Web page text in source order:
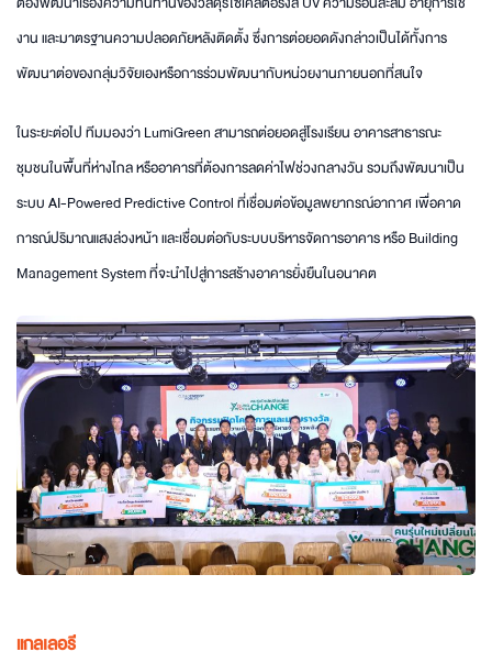
งาน และมาตรฐานความปลอดภัยหลังติดตั้ง ซึ่งการต่อยอดดังกล่าวเป็นได้ทั้งการ
พัฒนาต่อของกลุ่มวิจัยเองหรือการร่วมพัฒนากับหน่วยงานภายนอกที่สนใจ
ในระยะต่อไป ทีมมองว่า LumiGreen สามารถต่อยอดสู่โรงเรียน อาคารสาธารณะ
ชุมชนในพื้นที่ห่างไกล หรืออาคารที่ต้องการลดค่าไฟช่วงกลางวัน รวมถึงพัฒนาเป็น
ระบบ AI-Powered Predictive Control ที่เชื่อมต่อข้อมูลพยากรณ์อากาศ เพื่อคาด
การณ์ปริมาณแสงล่วงหน้า และเชื่อมต่อกับระบบบริหารจัดการอาคาร หรือ Building
Management System ที่จะนำไปสู่การสร้างอาคารยั่งยืนในอนาคต
แกลเลอรี